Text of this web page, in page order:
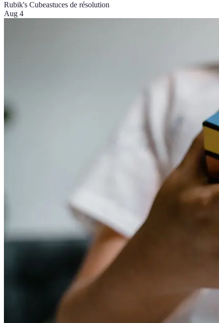
Rubik's Cubeastuces de résolution
Aug 4